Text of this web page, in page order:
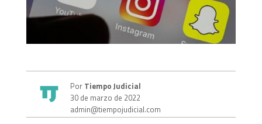
PorTiempo Judicial
30 de marzo de 2022
admin@tiempojudicial.com